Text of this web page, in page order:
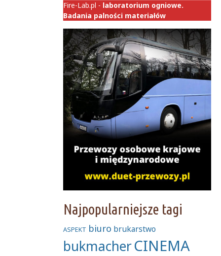
Fire-Lab.pl - laboratorium ogniowe.
Badania palności materiałów
Najpopularniejsze tagi
ASPEKT biuro brukarstwo
bukmacherCINEMA